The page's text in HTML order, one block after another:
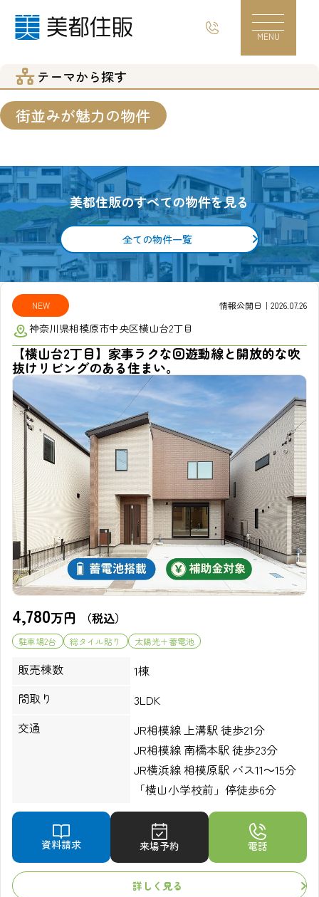
テーマから探す｜神奈川の新築分譲住宅・土
MENU
テーマから探す
街並みが魅力の物件
美都住販のすべての物件を見る
全ての物件一覧
NEW 情報公開日｜2026.07.26
神奈川県相模原市中央区横山台2丁目
【横山台2丁目】家事ラクな回遊動線と開放的な吹
抜けリビングのある住まい。
4,780万円 （税込）
駐車場2台 総タイル貼り 太陽光＋蓄電池
販売棟数
1棟
間取り
3LDK
交通
JR相模線 上溝駅 徒歩21分
JR相模線 南橋本駅 徒歩23分
JR横浜線 相模原駅 バス11～15分
「横山小学校前」停徒歩6分
資料請求 来場予約 電話
詳しく見る